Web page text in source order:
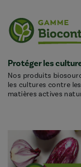
Protéger les
Nos produits
les cultures contre
matières actives